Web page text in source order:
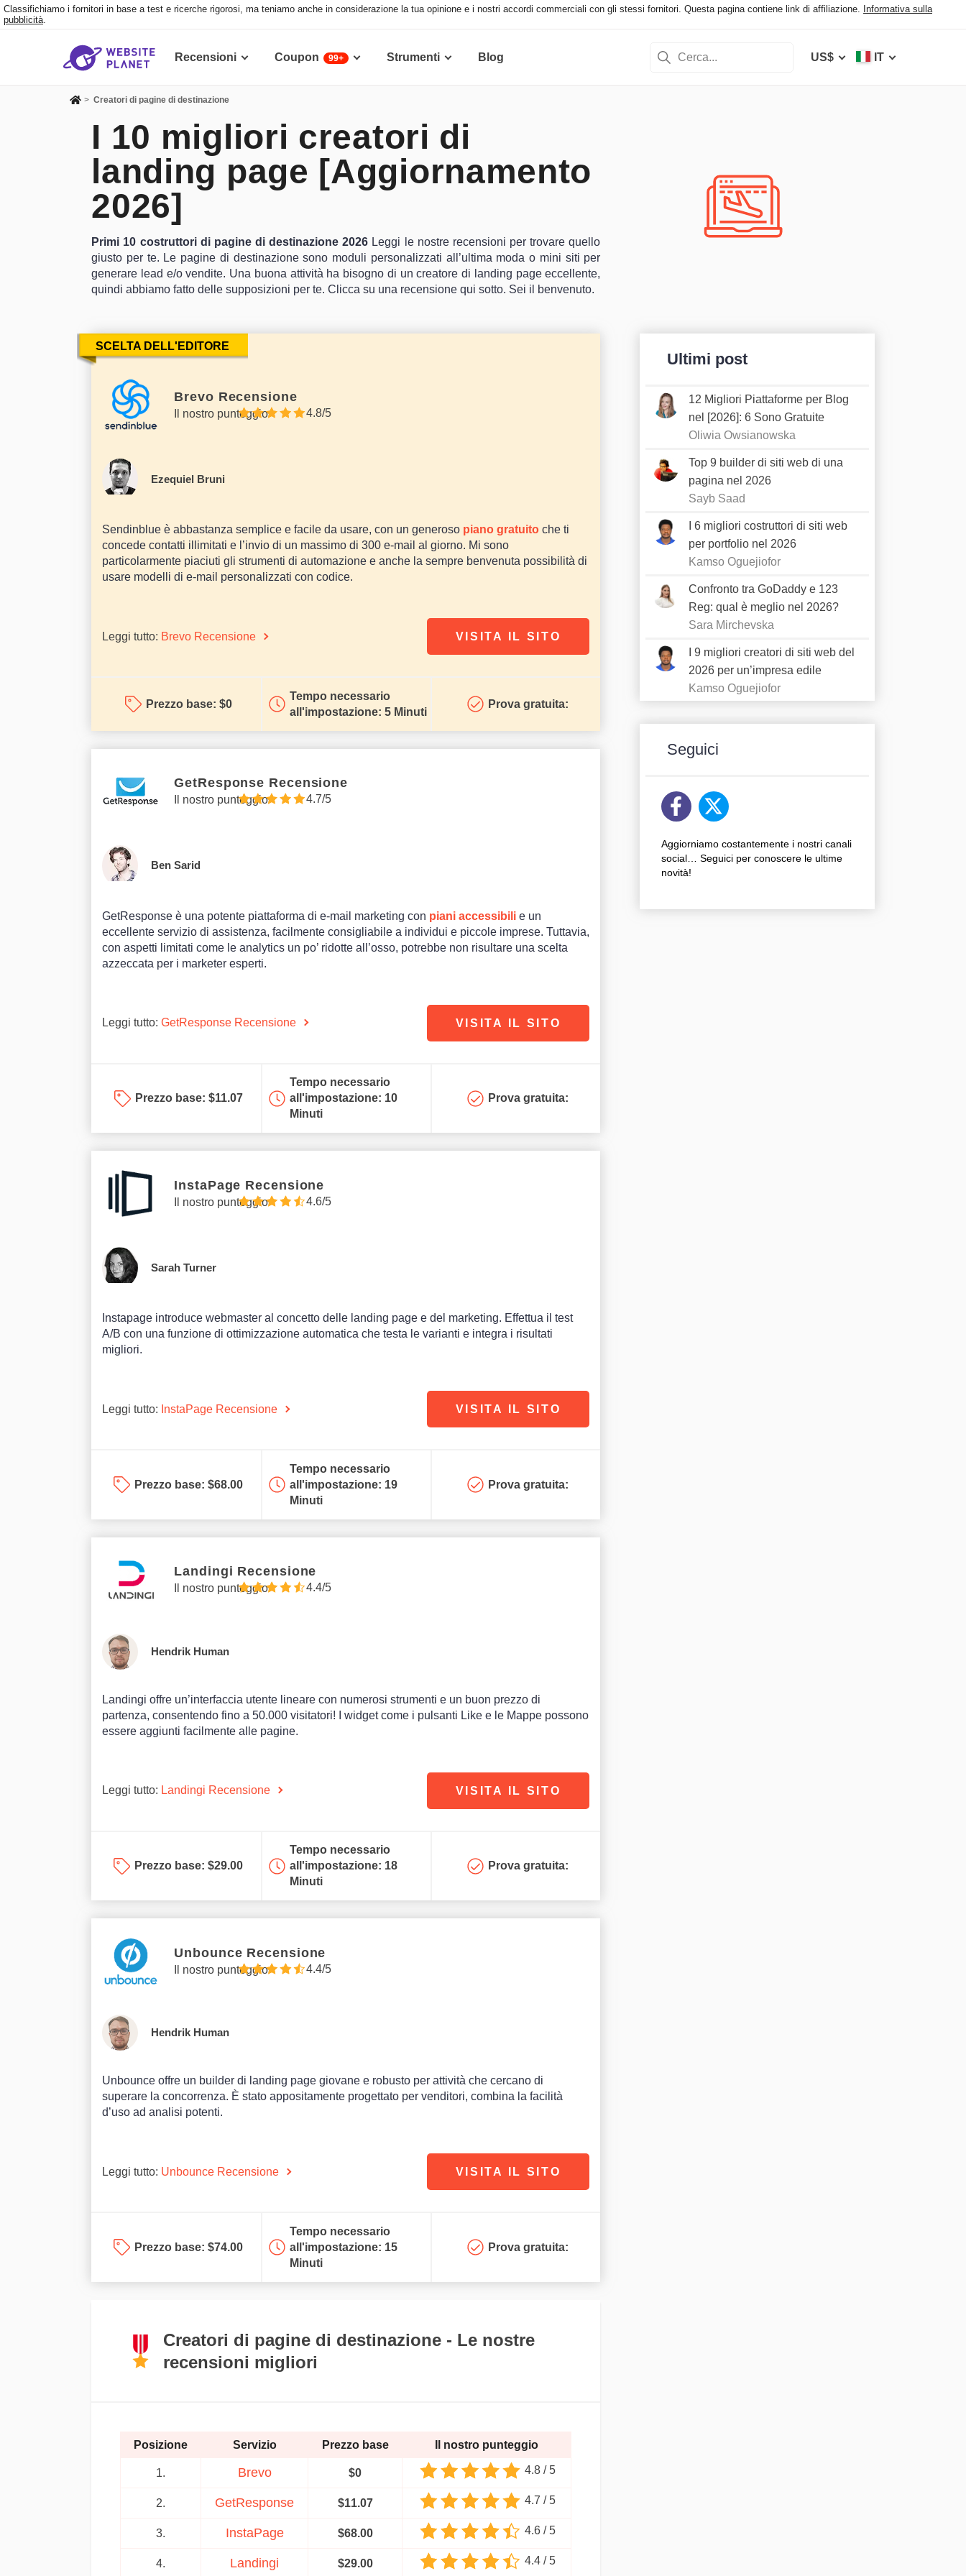
Classifichiamo i fornitori in base a test e ricerche rigorosi, ma teniamo anche in considerazione la tua opinione e i nostri accordi commerciali con gli stessi fornitori. Questa pagina contiene link di affiliazione. Informativa sulla
pubblicità.
Recensioni Coupon 99+ Strumenti Blog US$ IT
> Creatori di pagine di destinazione
I 10 migliori creatori di
landing page [Aggiornamento
2026]
Primi 10 costruttori di pagine di destinazione 2026 Leggi le nostre recensioni per trovare quello
giusto per te. Le pagine di destinazione sono moduli personalizzati all’ultima moda o mini siti per
generare lead e/o vendite. Una buona attività ha bisogno di un creatore di landing page eccellente,
quindi abbiamo fatto delle supposizioni per te. Clicca su una recensione qui sotto. Sei il benvenuto.
SCELTA DELL'EDITORE
Brevo Recensione
Il nostro punteggio 4.8/5
Ezequiel Bruni
Sendinblue è abbastanza semplice e facile da usare, con un generoso piano gratuito che ti
concede contatti illimitati e l’invio di un massimo di 300 e-mail al giorno. Mi sono
particolarmente piaciuti gli strumenti di automazione e anche la sempre benvenuta possibilità di
usare modelli di e-mail personalizzati con codice.
Leggi tutto: Brevo Recensione VISITA IL SITO
Prezzo base: $0
Tempo necessario
all'impostazione: 5 Minuti
Prova gratuita:
GetResponse Recensione
Il nostro punteggio 4.7/5
Ben Sarid
GetResponse è una potente piattaforma di e-mail marketing con piani accessibili e un
eccellente servizio di assistenza, facilmente consigliabile a individui e piccole imprese. Tuttavia,
con aspetti limitati come le analytics un po’ ridotte all’osso, potrebbe non risultare una scelta
azzeccata per i marketer esperti.
Leggi tutto:GetResponse Recensione VISITA IL SITO
Prezzo base: $11.07
Tempo necessario
all'impostazione: 10
Minuti
Prova gratuita:
InstaPage Recensione
Il nostro punteggio 4.6/5
Sarah Turner
Instapage introduce webmaster al concetto delle landing page e del marketing. Effettua il test
A/B con una funzione di ottimizzazione automatica che testa le varianti e integra i risultati
migliori.
Leggi tutto: InstaPage Recensione VISITA IL SITO
Prezzo base:$68.00
Tempo necessario
all'impostazione: 19
Minuti
Prova gratuita:
Landingi Recensione
Il nostro punteggio 4.4/5
Hendrik Human
Landingi offre un’interfaccia utente lineare con numerosi strumenti e un buon prezzo di
partenza, consentendo fino a 50.000 visitatori! I widget come i pulsanti Like e le Mappe possono
essere aggiunti facilmente alle pagine.
Leggi tutto: Landingi Recensione VISITA IL SITO
Prezzo base:$29.00
Tempo necessario
all'impostazione: 18
Minuti
Prova gratuita:
Unbounce Recensione
Il nostro punteggio 4.4/5
Hendrik Human
Unbounce offre un builder di landing page giovane e robusto per attività che cercano di
superare la concorrenza. È stato appositamente progettato per venditori, combina la facilità
d’uso ad analisi potenti.
Leggi tutto: Unbounce Recensione VISITA IL SITO
Prezzo base:$74.00
Tempo necessario
all'impostazione: 15
Minuti
Prova gratuita:
Creatori di pagine di destinazione - Le nostre
recensioni migliori
Posizione Servizio Prezzo base Il nostro punteggio
1. Brevo $0 4.8 / 5
2. GetResponse $11.07 4.7 / 5
3. InstaPage $68.00 4.6 / 5
4. Landingi $29.00 4.4 / 5
Ultimi post
12 Migliori Piattaforme per Blog
nel [2026]: 6 Sono Gratuite
Oliwia Owsianowska
Top 9 builder di siti web di una
pagina nel 2026
Sayb Saad
I 6 migliori costruttori di siti web
per portfolio nel 2026
Kamso Oguejiofor
Confronto tra GoDaddy e 123
Reg: qual è meglio nel 2026?
Sara Mirchevska
I 9 migliori creatori di siti web del
2026 per un’impresa edile
Kamso Oguejiofor
Seguici
Aggiorniamo costantemente i nostri canali
social… Seguici per conoscere le ultime
novità!